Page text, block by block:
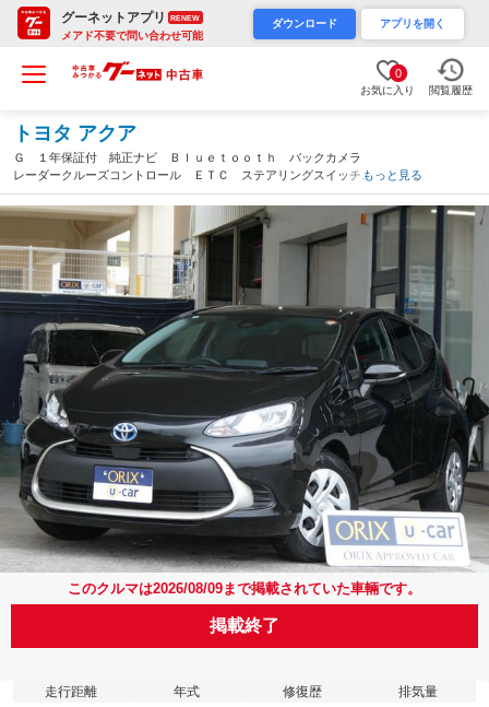
グーネットアプリ RENEW
メアド不要で問い合わせ可能
ダウンロード アプリを開く
0
お気に入り 閲覧履歴
トヨタ アクア
Ｇ １年保証付 純正ナビ Ｂｌｕｅｔｏｏｔｈ バックカメラ
レーダークルーズコントロール ＥＴＣ ステアリングスイッチ
衝突被害軽減ブレーキ 車線逸脱警報機能 ＬＥＤヘッドライト
ＡＣ１００Ｖ（沖縄県）
もっと見る
このクルマは2026/08/09まで掲載されていた車輛です。
掲載終了
走行距離 年式 修復歴 排気量